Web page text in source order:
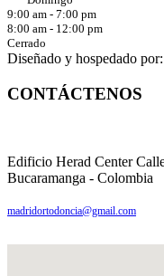
9:00 am - 7:00 pm
8:00 am - 12:00 pm
Cerrado
Diseñado y hospedado por:
CONTÁCTENOS
Edificio Herad Center
Bucaramanga - Colombia
madridortodoncia@gmail.com